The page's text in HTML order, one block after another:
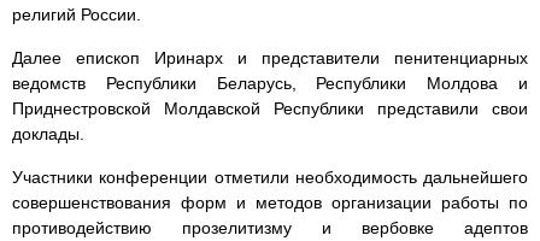
религий России.
Далее епископ Иринарх и представители пенитенциарных
ведомств Республики Беларусь, Республики Молдова и
Приднестровской Молдавской Республики представили свои
доклады.
Участники конференции отметили необходимость дальнейшего
совершенствования форм и методов организации работы по
противодействию прозелитизму и вербовке адептов